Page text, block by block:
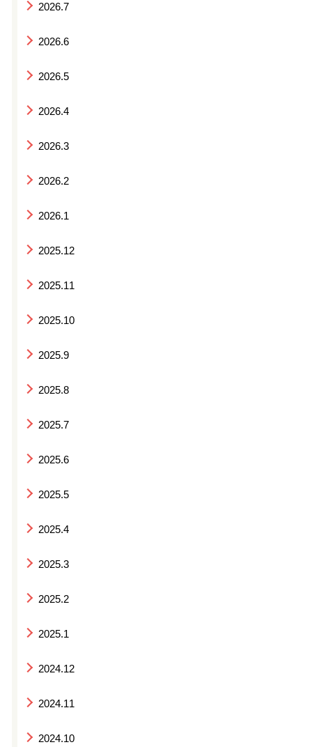
2026.7
2026.6
2026.5
2026.4
2026.3
2026.2
2026.1
2025.12
2025.11
2025.10
2025.9
2025.8
2025.7
2025.6
2025.5
2025.4
2025.3
2025.2
2025.1
2024.12
2024.11
2024.10